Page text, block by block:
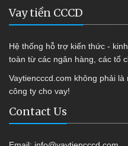
Vay tiền CCCD
Hệ thống hỗ trợ kiến thức -
toàn từ các ngân hàng, các tổ
Vaytiencccd.com không phải
công ty cho vay!
Contact Us